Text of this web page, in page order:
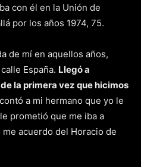
con él en la Unión de
por los años 1974, 75.
de mí en aquellos años,
España. Llegó a
la primera vez que hicimos
a mi hermano que yo le
prometió que me iba a
acuerdo del Horacio de